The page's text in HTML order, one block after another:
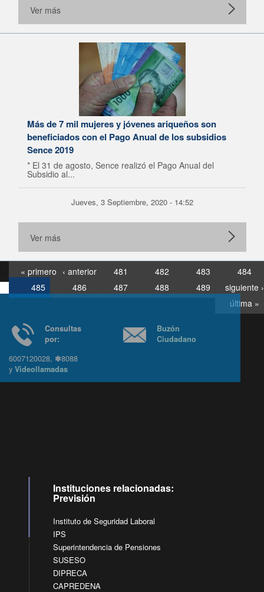
Ver más
Más de 7 mil mujeres y jóvenes ariqueños son
beneficiados con el Pago Anual de los subsidios
Sence 2019
* El 31 de agosto, Sence realizó el Pago Anual del
Subsidio al...
Jueves, 3 Septiembre, 2020 - 14:52
Ver más
« primero ‹ anterior 481 482 483
484
485
486 487 488 489
siguiente ›
última »
Consultas
6007120028, ✽8088
yVideollamadas
Buzón
Ciudadano
Instituciones relacionadas:
Previsión
Instituto de Seguridad Laboral
IPS
Superintendencia de Pensiones
SUSESO
DIPRECA
CAPREDENA